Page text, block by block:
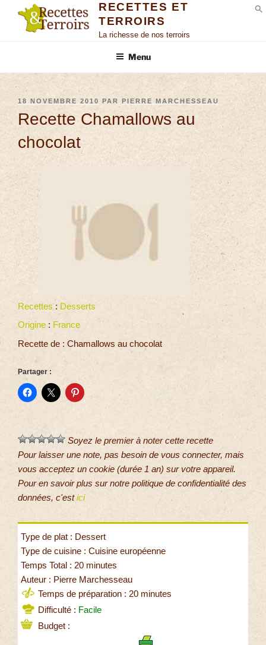
RECETTES ET
TERROIRS
La richesse de nos terroirs
Menu
18 NOVEMBRE 2010 PAR PIERRE MARCHESSEAU
Recette Chamallows au
chocolat
Recettes : Desserts
Origine : France
Recette de : Chamallows au chocolat
Partager :
Soyez le premier à noter cette recette
Pour laisser une note, pas besoin de vous connecter, mais
vous acceptez un cookie (durée 1 an) sur votre appareil.
Pour en savoir plus sur notre politique de confidentialité des
données, c'estici
Type de plat : Dessert
Type de cuisine : Cuisine européenne
Temps Total : 20 minutes
Auteur : Pierre Marchesseau
Temps de préparation : 20 minutes
Difficulté : Facile
Budget :